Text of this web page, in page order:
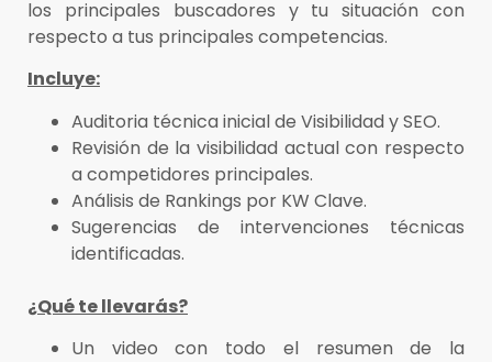
los principales buscadores y tu situación con
respecto a tus principales competencias.
Incluye:
Auditoria técnica inicial de Visibilidad y SEO.
Revisión de la visibilidad actual con respecto
a competidores principales.
Análisis de Rankings por KW Clave.
Sugerencias de intervenciones técnicas
identificadas.
¿Qué te llevarás?
Un video con todo el resumen de la